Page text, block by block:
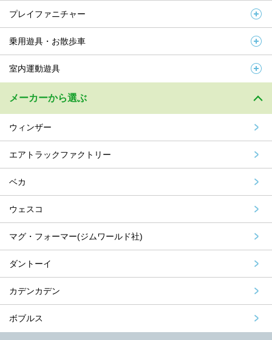
プレイファニチャー
乗用遊具・お散歩車
室内運動遊具
メーカーから選ぶ
ウィンザー
エアトラックファクトリー
ベカ
ウェスコ
マグ・フォーマー(ジムワールド社)
ダントーイ
カデンカデン
ボブルス